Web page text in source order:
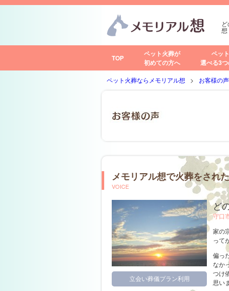
想
TOP
ペット火葬が
初めての方へ
ペッ
選べる3
ペット火葬ならメモリアル想 お客様の声
メモリアル想で火葬をされ
VOICE
立会い葬儀プラン利用
ど
守口
家の
って
偏っ
なか
つけ
思い